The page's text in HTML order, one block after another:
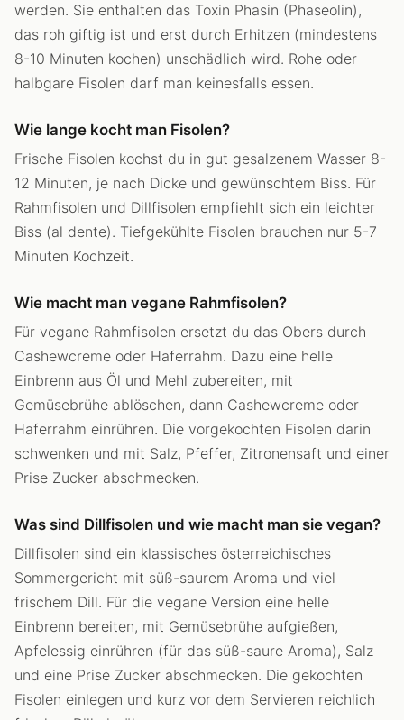
werden. Sie enthalten das Toxin Phasin (Phaseolin),
das roh giftig ist und erst durch Erhitzen (mindestens
8-10 Minuten kochen) unschädlich wird. Rohe oder
halbgare Fisolen darf man keinesfalls essen.
Wie lange kocht man Fisolen?
Frische Fisolen kochst du in gut gesalzenem Wasser 8-
12 Minuten, je nach Dicke und gewünschtem Biss. Für
Rahmfisolen und Dillfisolen empfiehlt sich ein leichter
Biss (al dente). Tiefgekühlte Fisolen brauchen nur 5-7
Minuten Kochzeit.
Wie macht man vegane Rahmfisolen?
Für vegane Rahmfisolen ersetzt du das Obers durch
Cashewcreme oder Haferrahm. Dazu eine helle
Einbrenn aus Öl und Mehl zubereiten, mit
Gemüsebrühe ablöschen, dann Cashewcreme oder
Haferrahm einrühren. Die vorgekochten Fisolen darin
schwenken und mit Salz, Pfeffer, Zitronensaft und einer
Prise Zucker abschmecken.
Was sind Dillfisolen und wie macht man sie vegan?
Dillfisolen sind ein klassisches österreichisches
Sommergericht mit süß-saurem Aroma und viel
frischem Dill. Für die vegane Version eine helle
Einbrenn bereiten, mit Gemüsebrühe aufgießen,
Apfelessig einrühren (für das süß-saure Aroma), Salz
und eine Prise Zucker abschmecken. Die gekochten
Fisolen einlegen und kurz vor dem Servieren reichlich